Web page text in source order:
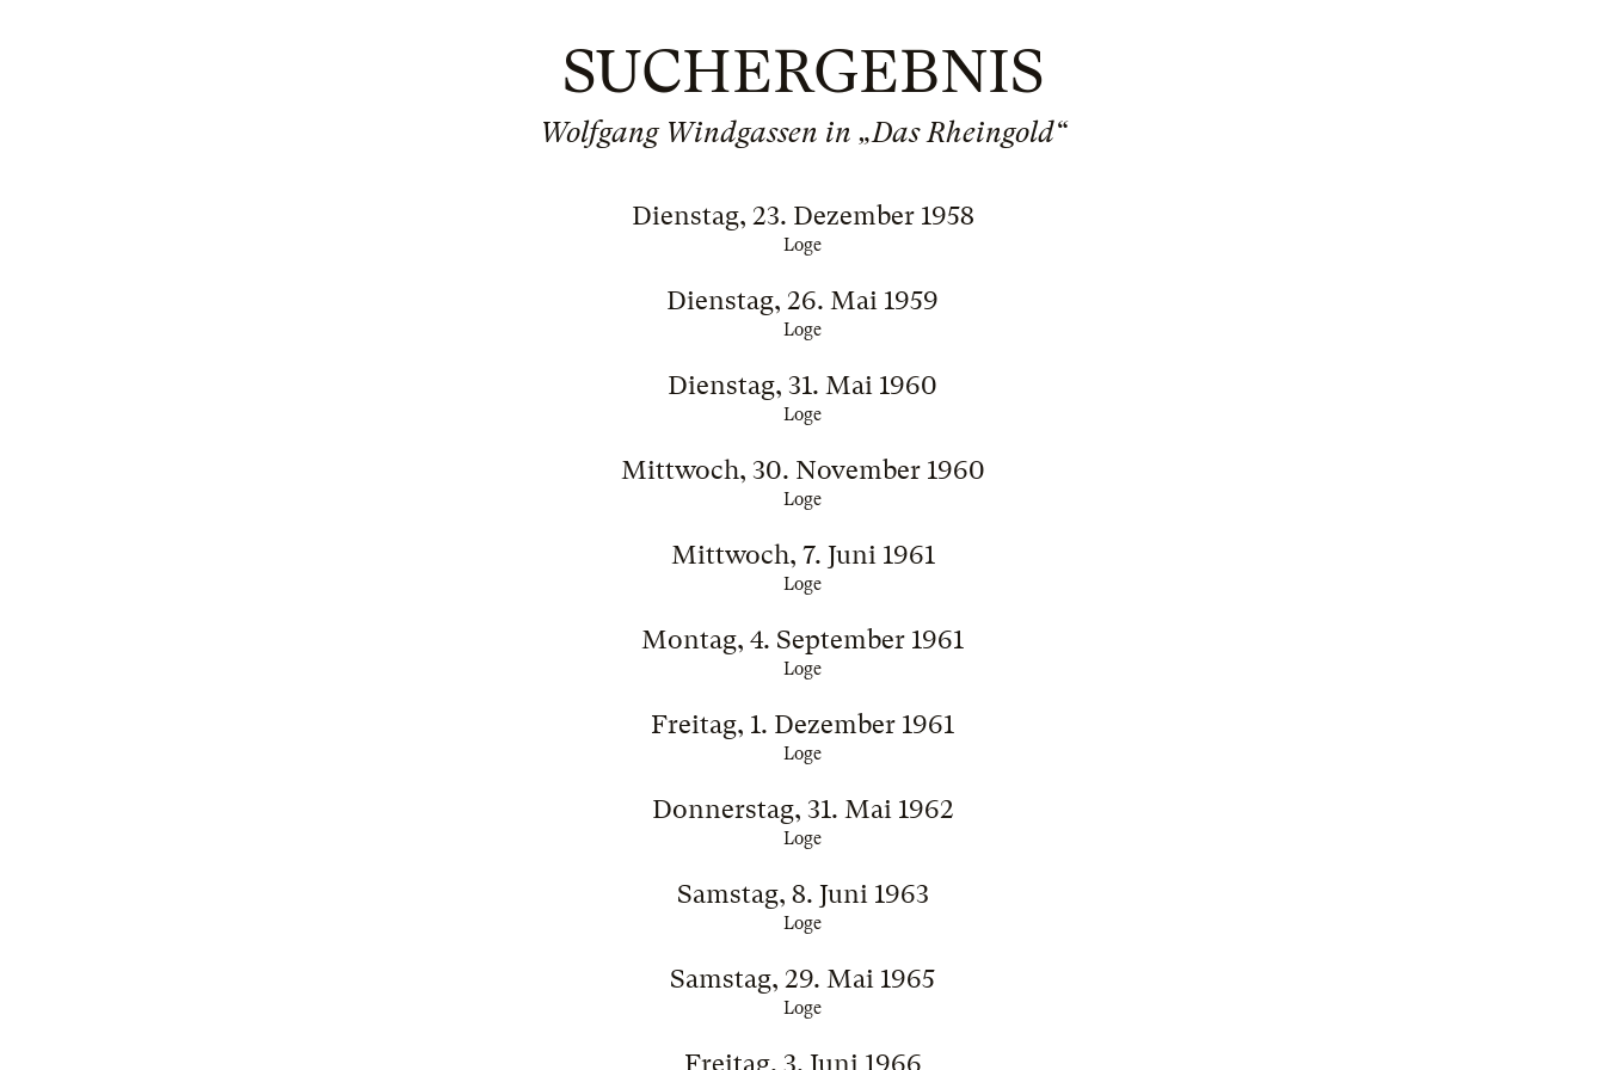
SUCHERGEBNIS
Wolfgang Windgassen in „Das Rheingold“
Dienstag, 23. Dezember 1958
Loge
Dienstag, 26. Mai 1959
Loge
Dienstag, 31. Mai 1960
Loge
Mittwoch, 30. November 1960
Loge
Mittwoch, 7. Juni 1961
Loge
Montag, 4. September 1961
Loge
Freitag, 1. Dezember 1961
Loge
Donnerstag, 31. Mai 1962
Loge
Samstag, 8. Juni 1963
Loge
Samstag, 29. Mai 1965
Loge
Freitag, 3. Juni 1966